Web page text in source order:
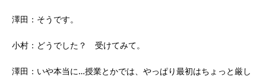
澤田：そうです。
小村：どうでした？ 受けてみて。
澤田：いや本当に…授業とかでは、やっぱり最初はちょっと厳し